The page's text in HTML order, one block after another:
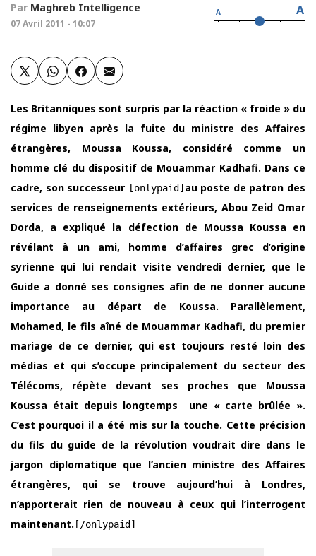
Par Maghreb Intelligence
07 Avril 2011 - 10:07
A A
Les Britanniques sont surpris par la réaction « froide » du
régime libyen après la fuite du ministre des Affaires
étrangères, Moussa Koussa, considéré comme un
homme clé du dispositif de Mouammar Kadhafi. Dans ce
cadre, son successeur [onlypaid] au poste de patron des
services de renseignements extérieurs, Abou Zeid Omar
Dorda, a expliqué la défection de Moussa Koussa en
révélant à un ami, homme d’affaires grec d’origine
syrienne qui lui rendait visite vendredi dernier, que le
Guide a donné ses consignes afin de ne donner aucune
importance au départ de Koussa. Parallèlement,
Mohamed, le fils aîné de Mouammar Kadhafi, du premier
mariage de ce dernier, qui est toujours resté loin des
médias et qui s’occupe principalement du secteur des
Télécoms, répète devant ses proches que Moussa
Koussa était depuis longtemps une « carte brûlée ».
C’est pourquoi il a été mis sur la touche. Cette précision
du fils du guide de la révolution voudrait dire dans le
jargon diplomatique que l’ancien ministre des Affaires
étrangères, qui se trouve aujourd’hui à Londres,
n’apporterait rien de nouveau à ceux qui l’interrogent
maintenant. [/onlypaid]